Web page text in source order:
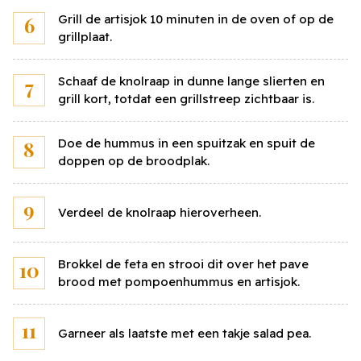
Vul onderstaand jouw eigen prijzen in voor de
ingrediënten en bereken snel en eenvoudig jouw
persoonlijke kostprijs voor dit gerecht.
330 Pave multi cereals
Prijs per
gr Pompoenhummus
Prijs per
kilo
500 gr Artisjok (uit blik)
Prijs per
Grill de artisjok 10 minuten in de oven of op de
grillplaat.
Schaaf de knolraap in dunne lange slierten en
grill kort, totdat een grillstreep zichtbaar is.
Doe de hummus in een spuitzak en spuit de
doppen op de broodplak.
Verdeel de knolraap hieroverheen.
Brokkel de feta en strooi dit over het pave
brood met pompoenhummus en artisjok.
Garneer als laatste met een takje salad pea.